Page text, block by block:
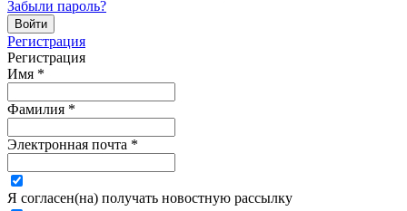
Забыли пароль?
Регистрация
Регистрация
Имя *
Фамилия *
Электронная почта *
Я согласен(на) получать новостную рассылку